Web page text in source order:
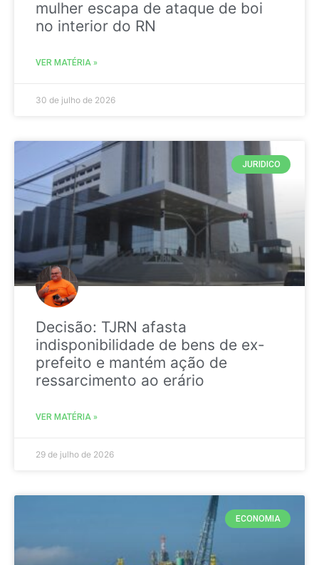
mulher escapa de ataque de boi
no interior do RN
VER MATÉRIA »
30 de julho de 2026
JURIDICO
Decisão: TJRN afasta
indisponibilidade de bens de ex-
prefeito e mantém ação de
ressarcimento ao erário
VER MATÉRIA »
29 de julho de 2026
ECONOMIA